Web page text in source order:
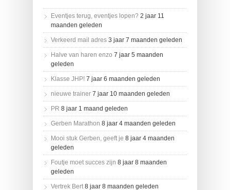
Eventjes terug, eventjes lopen? 2 jaar 11
maanden geleden
Verkeerd mail adres 3 jaar 7 maanden geleden
Halve van haren enzo 7 jaar 5 maanden
geleden
Klasse JHP! 7 jaar 6 maanden geleden
nieuwe trainer 7 jaar 10 maanden geleden
PR 8 jaar 1 maand geleden
Gerben Marathon 8 jaar 4 maanden geleden
Mooi stuk Gerben, geeft je 8 jaar 4 maanden
geleden
Foutje moet succes zijn 8 jaar 8 maanden
geleden
Vertrek Bert 8 jaar 8 maanden geleden